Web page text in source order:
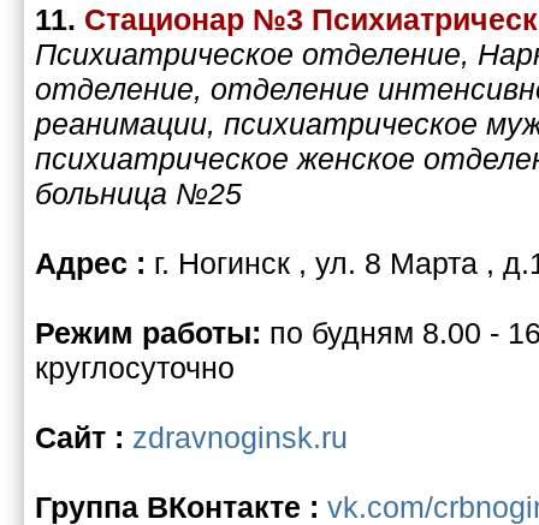
11. Стационар №3
Психиатрическое отделение,
отделение, отделение
реанимации, психиатрическое
психиатрическое женское
больница №25
Адрес : г. Ногинск , ул. 8 Марта ,
Режим работы: по будням 8.00 -
круглосуточно
Сайт : zdravnoginsk.ru
Группа ВКонтакте : vk.com/